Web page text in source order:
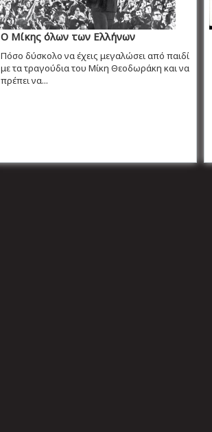
Ο Μίκης όλων των Ελλήνων
Πόσο δύσκολο να έχεις μεγαλώσει από παιδί
με τα τραγούδια του Μίκη Θεοδωράκη και να
πρέπει να...